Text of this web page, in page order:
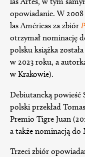
opowiadanie. W
las Américas za zbiór
otrzymał nominację
polsku książka
w 2023 roku, a
w Krakowie).
Debiutancką powieść
polski przekład
Premio Tigre Juan
a także nominacją do
Trzeci zbiór